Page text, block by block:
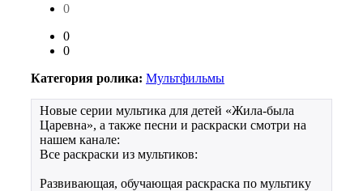
0
0
0
Категория ролика: Мультфильмы
Новые серии мультика для детей «Жила-была
Царевна», а также песни и раскраски смотри на
нашем канале:
Все раскраски из мультиков:
Развивающая, обучающая раскраска по мультику